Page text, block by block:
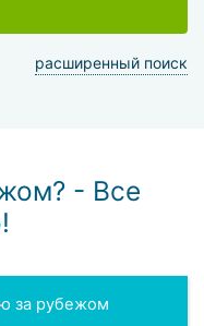
расширенный поиск
- Все
за рубежом